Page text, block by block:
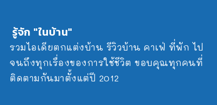
รู้จัก "ในบ้าน"
รวมไอเดียตกแต่งบ้าน รีวิวบ้าน คาเฟ่ ที่พัก ไป
จนถึงทุกเรื่องของการใช้ชีวิต ขอบคุณทุกคนที่
ติดตามกันมาตั้งแต่ปี 2012